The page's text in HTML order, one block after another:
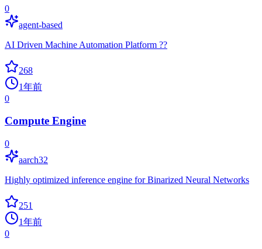
0
agent-based
AI Driven Machine Automation Platform ??
268
1年前
0
Compute Engine
0
aarch32
Highly optimized inference engine for Binarized Neural Networks
251
1年前
0